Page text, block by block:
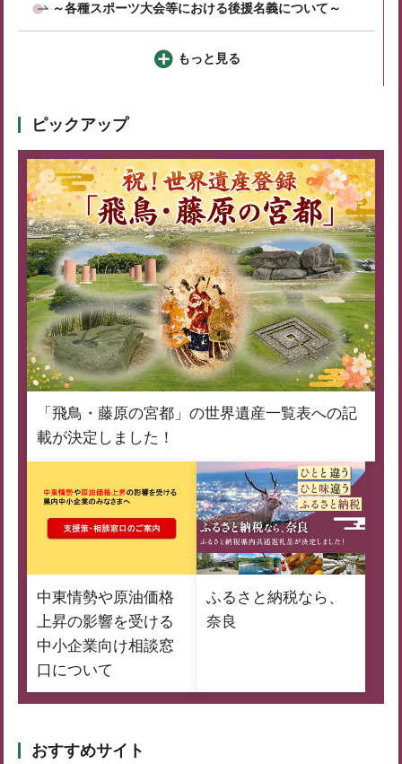
～各種スポーツ大会等における後援名義について～
もっと見る
ピックアップ
「飛鳥・藤原の宮都」の世界遺産一覧表への記
載が決定しました！
中東情勢や原油価格
上昇の影響を受ける
中小企業向け相談窓
口について
ふるさと納税なら、
奈良
おすすめサイト